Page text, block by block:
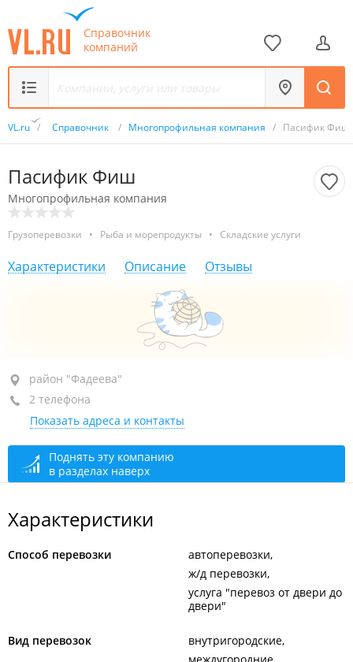
Справочник
компаний
VL.ru / Справочник / Многопрофильная компания / Пасифик Фиш
Пасифик Фиш
Многопрофильная компания
Грузоперевозки • Рыба и морепродукты • Складские услуги
Характеристики Описание Отзывы
район "Фадеева", ул. Фадеева, 53А
оф. 1
+7 (423) 286-00-36
+7 994 104-00-89
сегодня закрыто
район "Фадеева"
2 телефона
Показать адреса и контакты
Поднять эту компанию
в разделах наверх
Характеристики
Способ перевозки
автоперевозки
ж/д перевозки
услуга "перевоз от двери до
двери"
Вид перевозок
внутригородские